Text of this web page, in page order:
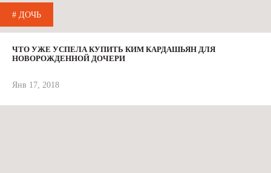
# ДОЧЬ
ЧТО УЖЕ УСПЕЛА КУПИТЬ КИМ КАРДАШЬЯН ДЛЯ
НОВОРОЖДЕННОЙ ДОЧЕРИ
Янв 17, 2018